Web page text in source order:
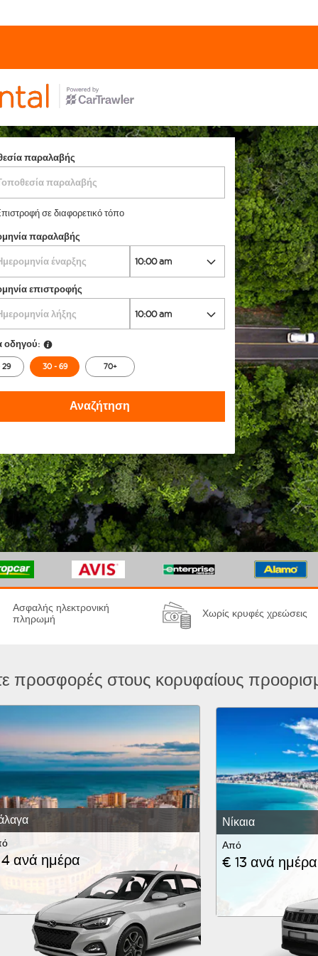
παραλαβής
σε διαφορετικό τόπο
παραλαβής
επιστροφής
οδηγού:
29 30 - 69 70+
Αναζήτηση
Ασφαλής ηλεκτρονική
πληρωμή
Χωρίς κρυφές χρεώσεις
προσφορές στους κορυφαίους
ανά ημέρα
Νίκαια
Από
€ 13 ανά ημέρα